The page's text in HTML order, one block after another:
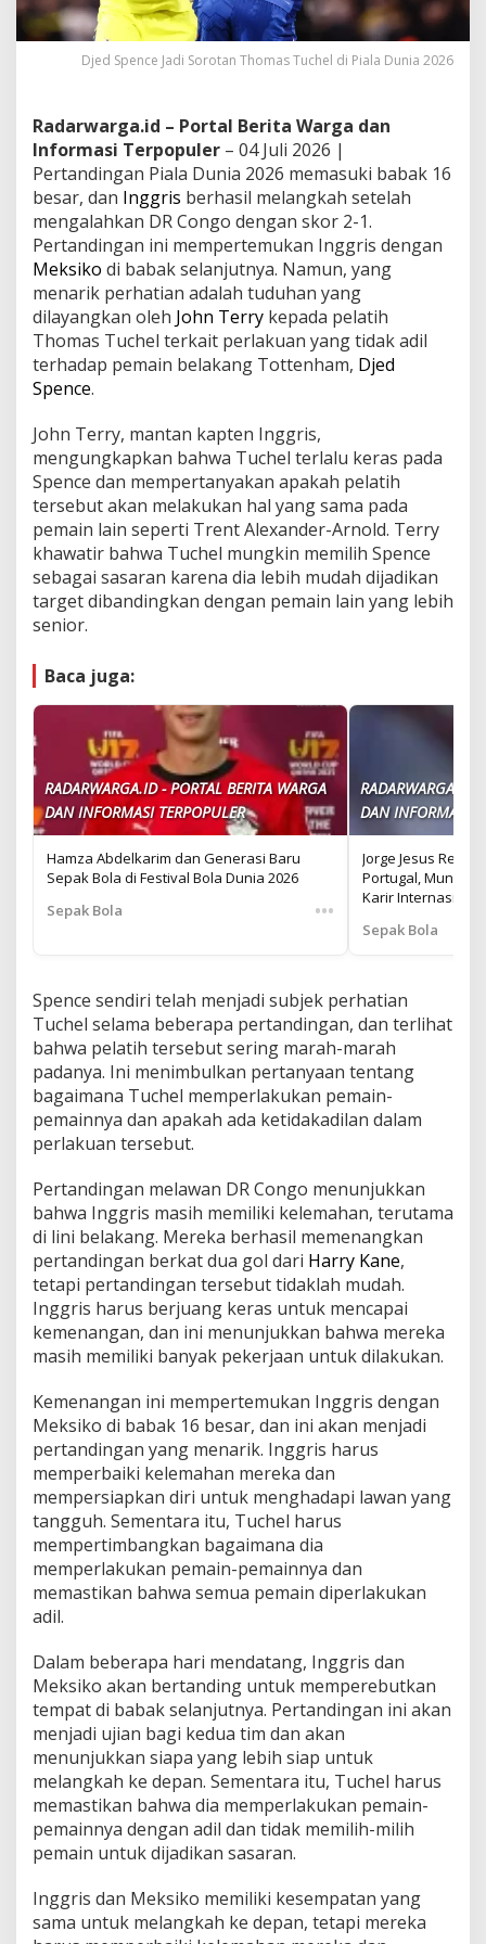
Djed Spence Jadi Sorotan Thomas Tuchel di Piala Dunia 2026
Radarwarga.id – Portal Berita Warga dan
Informasi Terpopuler – 04 Juli 2026 |
Pertandingan Piala Dunia 2026 memasuki babak 16
besar, dan Inggris berhasil melangkah setelah
mengalahkan DR Congo dengan skor 2-1.
Pertandingan ini mempertemukan Inggris dengan
Meksiko di babak selanjutnya. Namun, yang
menarik perhatian adalah tuduhan yang
dilayangkan oleh John Terry kepada pelatih
Thomas Tuchel terkait perlakuan yang tidak adil
terhadap pemain belakang Tottenham, Djed
Spence.
John Terry, mantan kapten Inggris,
mengungkapkan bahwa Tuchel terlalu keras pada
Spence dan mempertanyakan apakah pelatih
tersebut akan melakukan hal yang sama pada
pemain lain seperti Trent Alexander-Arnold. Terry
khawatir bahwa Tuchel mungkin memilih Spence
sebagai sasaran karena dia lebih mudah dijadikan
target dibandingkan dengan pemain lain yang lebih
senior.
Baca juga:
RADARWARGA.ID - PORTAL BERITA WARGA
DAN INFORMASI TERPOPULER
Hamza Abdelkarim dan Generasi Baru
Sepak Bola di Festival Bola Dunia 2026
Sepak Bola
•••
RADARWARGA.ID
DAN INFORMASI
Jorge Jesus Resmi
Portugal,
Karir Internasional
Sepak Bola
Spence sendiri telah menjadi subjek perhatian
Tuchel selama beberapa pertandingan, dan terlihat
bahwa pelatih tersebut sering marah-marah
padanya. Ini menimbulkan pertanyaan tentang
bagaimana Tuchel memperlakukan pemain-
pemainnya dan apakah ada ketidakadilan dalam
perlakuan tersebut.
Pertandingan melawan DR Congo menunjukkan
bahwa Inggris masih memiliki kelemahan, terutama
di lini belakang. Mereka berhasil memenangkan
pertandingan berkat dua gol dari Harry Kane,
tetapi pertandingan tersebut tidaklah mudah.
Inggris harus berjuang keras untuk mencapai
kemenangan, dan ini menunjukkan bahwa mereka
masih memiliki banyak pekerjaan untuk dilakukan.
Kemenangan ini mempertemukan Inggris dengan
Meksiko di babak 16 besar, dan ini akan menjadi
pertandingan yang menarik. Inggris harus
memperbaiki kelemahan mereka dan
mempersiapkan diri untuk menghadapi lawan yang
tangguh. Sementara itu, Tuchel harus
mempertimbangkan bagaimana dia
memperlakukan pemain-pemainnya dan
memastikan bahwa semua pemain diperlakukan
adil.
Dalam beberapa hari mendatang, Inggris dan
Meksiko akan bertanding untuk memperebutkan
tempat di babak selanjutnya. Pertandingan ini akan
menjadi ujian bagi kedua tim dan akan
menunjukkan siapa yang lebih siap untuk
melangkah ke depan. Sementara itu, Tuchel harus
memastikan bahwa dia memperlakukan pemain-
pemainnya dengan adil dan tidak memilih-milih
pemain untuk dijadikan sasaran.
Inggris dan Meksiko memiliki kesempatan yang
sama untuk melangkah ke depan, tetapi mereka